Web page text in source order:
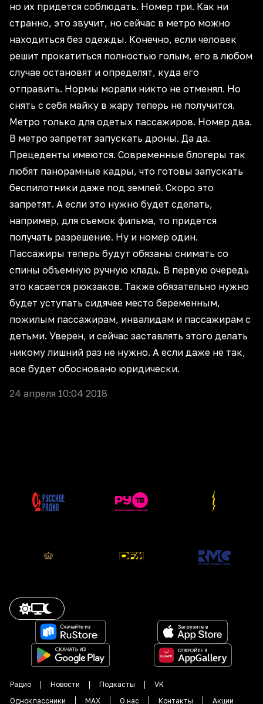
но их придется соблюдать. Номер три. Как ни
странно, это звучит, но сейчас в метро можно
находиться без одежды. Конечно, если человек
решит прокатиться полностью голым, его в любом
случае остановят и определят, куда его
отправить. Нормы морали никто не отменял. Но
снять с себя майку в жару теперь не получится.
Метро только для одетых пассажиров. Номер два.
В метро запретят запускать дроны. Да да.
Прецеденты имеются. Современные блогеры так
любят панорамные кадры, что готовы запускать
беспилотники даже под землей. Скоро это
запретят. А если это нужно будет сделать,
например, для съемок фильма, то придется
получать разрешение. Ну и номер один.
Пассажиры теперь будут обязаны снимать со
спины объемную ручную кладь. В первую очередь
это касается рюкзаков. Также обязательно нужно
будет уступать сидячее место беременным,
пожилым пассажирам, инвалидам и пассажирам с
детьми. Уверен, и сейчас заставлять этого делать
никому лишний раз не нужно. А если даже не так,
все будет обосновано юридически.
24 апреля 10:04 2018
Радио Новости Подкасты
VK
Одноклассники
MAX О нас Контакты Акции